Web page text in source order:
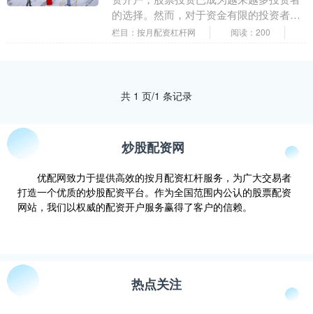
的选择。然而，对于资金有限的投资者来
说，股票配资平台可以提供杠杆作用，放
栏目：按月配资杠杆网 阅读：200
共 1 页/1 条记录
炒股配资网
优配网致力于提供高效的按月配资杠杆服务，为广大交易者
打造一个优质的炒股配资平台。作为全国范围内公认的股票配资
网站，我们以权威的配资开户服务赢得了客户的信赖。
热点关注